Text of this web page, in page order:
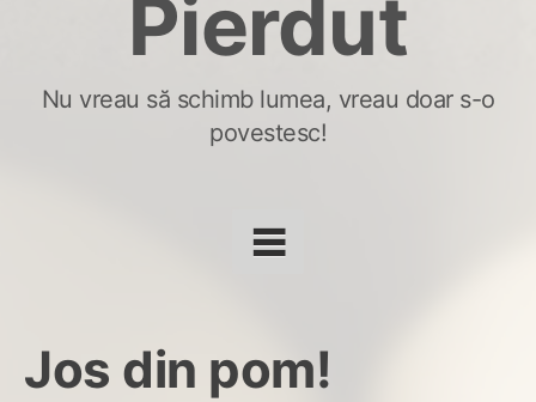
Pierdut
Nu vreau să schimb lumea, vreau doar s-o
povestesc!
Jos din pom!